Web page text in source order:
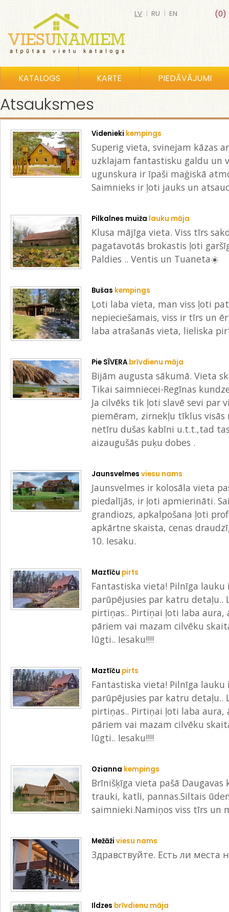
(0)
LV | RU | EN
KATALOGS KARTE PIEDĀVĀJUMI
Atsauksmes
Videnieki kempings
Superig vieta, svinejam kāzas
uzklajam fantastisku galdu un
ugunskura ir īpaši maģiskā
Saimnieks ir ļoti jauks un
Pilkalnes muiža lauku māja
Klusa mājīga vieta. Viss tīrs
pagatavotās brokastis ļoti
Paldies .. Ventis un Tuaneta☀️
Bušas kempings
Ļoti laba vieta, man viss ļoti
nepieciešamais, viss ir tīrs un
laba atrašanās vieta, lieliska
Pie SĪVERA brīvdienu māja
Bijām augusta sākumā. Vieta
Tikai saimniecei-Regīnas
Ja cilvēks tik ļoti slavē sevi par
piemēram, zirnekļu tīklus
netīru dušas kabīni u.t.t.,tad
aizaugušās puķu dobes .
Jaunsvelmes viesu nams
Jaunsvelmes ir kolosāla vieta
piedalījās, ir ļoti apmierināti.
grandiozs, apkalpošana ļoti
apkārtne skaista, cenas
10. Iesaku.
Maztīču pirts
Fantastiska vieta! Pilnīga
parūpējusies par katru detaļu..
pirtiņas.. Pirtiņai ļoti laba
pāriem vai mazam cilvēku
lūgti.. Iesaku!!!!
Maztīču pirts
Fantastiska vieta! Pilnīga
parūpējusies par katru detaļu..
pirtiņas.. Pirtiņai ļoti laba
pāriem vai mazam cilvēku
lūgti.. Iesaku!!!!
Ozianna kempings
Brīnišķīga vieta pašā
trauki, katli, pannas.Siltais
saimnieki.Namiņos viss tīrs un
Mežāži viesu nams
Здравствуйте. Есть ли места
Ildzes brīvdienu māja